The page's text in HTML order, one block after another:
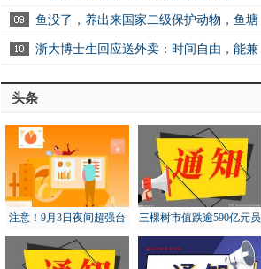
鱼没了，养出来国家二级保护动物，鱼塘
浙大博士生回应送外卖：时间自由，能兼
头条
注意！9月3日夜间超强台
风“轩岚诺”将进入东海东
南
三棵树市值跌逾590亿元员
工大比例账面浮亏